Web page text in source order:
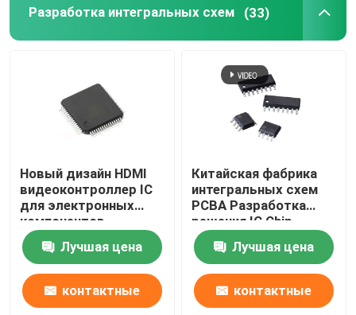
Разработка интегральных схем (33)
Новый дизайн HDMI
видеоконтроллер IC
для электронных
компонентов
Лучшая цена
контактные
Китайская фабрика
интегральных схем
PCBA Разработка
решения IC Chip
Design
Лучшая цена
контактные